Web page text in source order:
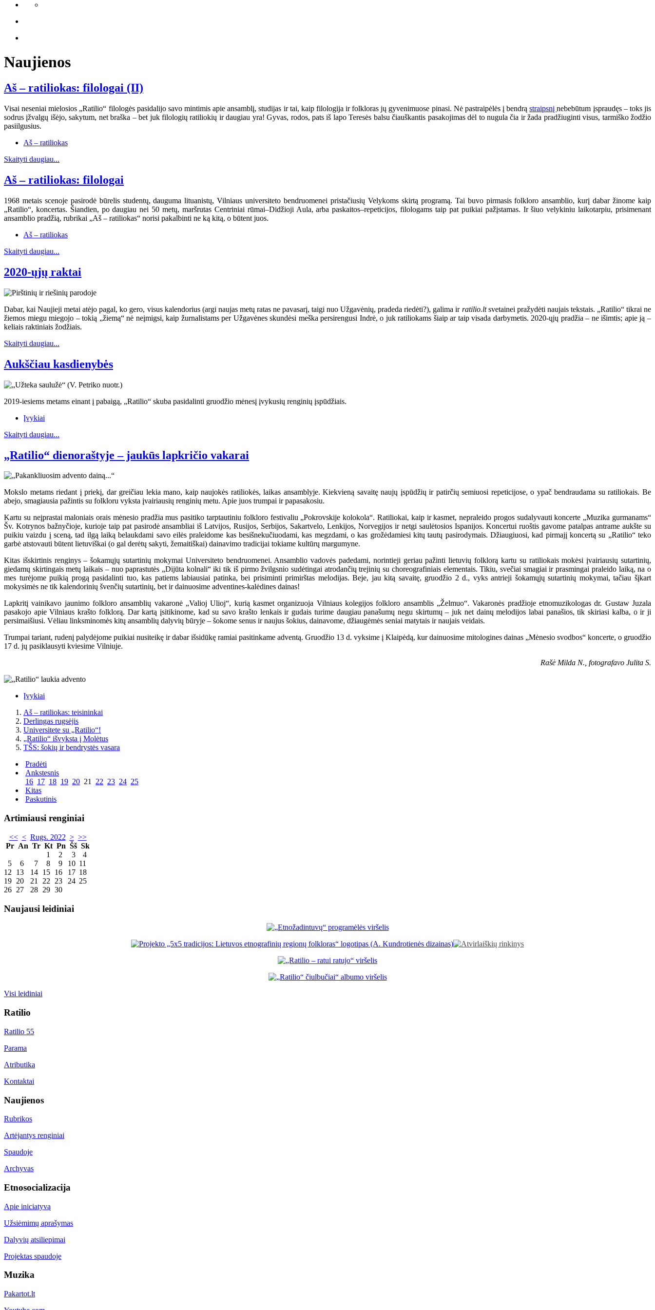
Naujienos
Aš – ratiliokas: filologai (II)
Visai neseniai mielosios „Ratilio“ filologės pasidalijo savo mintimis apie ansamblį, studijas ir tai, kaip filologija ir folkloras jų gyvenimuose pinasi. Nė pastraipėlės į bendrąstraipsnįnebebūtum įspraudęs – toks jis
sodrus įžvalgų išėjo, sakytum, net braška – bet juk filologių ratiliokių ir daugiau yra! Gyvas, rodos, pats iš lapo Teresės balsu čiauškantis pasakojimas dėl to nugula čia ir žada pradžiuginti visus, tarmiško žodžio
pasiilgusius.
Aš – ratiliokas
Skaityti daugiau...
Aš – ratiliokas: filologai
1968 metais scenoje pasirodė būrelis studentų, dauguma lituanistų, Vilniaus universiteto bendruomenei pristačiusių Velykoms skirtą programą. Tai buvo pirmasis folkloro ansamblio, kurį dabar žinome kaip
„Ratilio“, koncertas. Šiandien, po daugiau nei 50 metų, maršrutas Centriniai rūmai–Didžioji Aula, arba paskaitos–repeticijos, filologams taip pat puikiai pažįstamas. Ir šiuo velykiniu laikotarpiu, prisimenant
ansamblio pradžią, rubrikai „Aš – ratiliokas“ norisi pakalbinti ne ką kitą, o būtent juos.
Aš – ratiliokas
Skaityti daugiau...
2020-ųjų raktai
Dabar, kai Naujieji metai atėjo pagal, ko gero, visus kalendorius (argi naujas metų ratas ne pavasarį, taigi nuo Užgavėnių, pradeda riedėti?), galima ir ratilio.ltsvetainei pražydėti naujais tekstais. „Ratilio“ tikrai ne
žiemos miegu miegojo – tokią „žiemą“ nė neįmigsi, kaip žurnalistams per Užgavėnes skundėsi meška persirengusi Indrė, o juk ratiliokams šiaip ar taip visada darbymetis. 2020-ųjų pradžia – ne išimtis; apie ją –
keliais raktiniais žodžiais.
Skaityti daugiau...
Aukščiau kasdienybės
2019-iesiems metams einant į pabaigą, „Ratilio“ skuba pasidalinti gruodžio mėnesį įvykusių renginių įspūdžiais.
Įvykiai
Skaityti daugiau...
„Ratilio“ dienoraštyje – jaukūs lapkričio vakarai
Mokslo metams riedant į priekį, dar greičiau lekia mano, kaip naujokės ratiliokės, laikas ansamblyje. Kiekvieną savaitę naujų įspūdžių ir patirčių semiuosi repeticijose, o ypač bendraudama su ratiliokais. Be
abejo, smagiausia pažintis su folkloru vyksta įvairiausių renginių metu. Apie juos trumpai ir papasakosiu.
Kartu su neįprastai maloniais orais mėnesio pradžia mus pasitiko tarptautiniu folkloro festivaliu „Pokrovskije kolokola“. Ratiliokai, kaip ir kasmet, nepraleido progos sudalyvauti koncerte „Muzika gurmanams“
Šv. Kotrynos bažnyčioje, kurioje taip pat pasirodė ansambliai iš Latvijos, Rusijos, Serbijos, Sakartvelo, Lenkijos, Norvegijos ir netgi saulėtosios Ispanijos. Koncertui ruoštis gavome patalpas antrame aukšte su
puikiu vaizdu į sceną, tad ilgą laiką belaukdami savo eilės praleidome kas besišnekučiuodami, kas megzdami, o kas grožėdamiesi kitų tautų pasirodymais. Džiaugiuosi, kad pirmajį koncertą su „Ratilio“ teko
garbė atstovauti būtent lietuviškai (o gal derėtų sakyti, žemaitiškai) dainavimo tradicijai tokiame kultūrų margumyne.
Kitas išskirtinis renginys – šokamųjų sutartinių mokymai Universiteto bendruomenei. Ansamblio vadovės padedami, norintieji geriau pažinti lietuvių folklorą kartu su ratiliokais mokėsi įvairiausių sutartinių,
giedamų skirtingais metų laikais – nuo paprastutės „Dijūta kolnali“ iki tik iš pirmo žvilgsnio sudėtingai atrodančių trejinių su choreografiniais elementais. Tikiu, svečiai smagiai ir prasmingai praleido laiką, na o
mes turėjome puikią progą pasidalinti tuo, kas patiems labiausiai patinka, bei prisiminti primirštas melodijas. Beje, jau kitą savaitę, gruodžio 2 d., vyks antrieji šokamųjų sutartinių mokymai, tačiau šįkart
mokysimės ne tik kalendorinių švenčių sutartinių, bet ir dainuosime adventines-kalėdines dainas!
Lapkritį vainikavo jaunimo folkloro ansamblių vakaronė „Valioj Ulioj“, kurią kasmet organizuoja Vilniaus kolegijos folkloro ansamblis „Želmuo“. Vakaronės pradžioje etnomuzikologas dr. Gustaw Juzala
pasakojo apie Vilniaus krašto folklorą. Dar kartą įsitikinome, kad su savo krašto lenkais ir gudais turime daugiau panašumų negu skirtumų – juk net dainų melodijos labai panašios, tik skiriasi kalba, o ir ji
persimaišiusi. Vėliau linksminomės kitų ansamblių dalyvių būryje – šokome senus ir naujus šokius, dainavome, džiaugėmės seniai matytais ir naujais veidais.
Trumpai tariant, rudenį palydėjome puikiai nusiteikę ir dabar išsidūkę ramiai pasitinkame adventą. Gruodžio 13 d. vyksime į Klaipėdą, kur dainuosime mitologines dainas „Mėnesio svodbos“ koncerte, o gruodžio
17 d. jų pasiklausyti kviesime Vilniuje.
Rašė Milda N., fotografavo Julita S.
Įvykiai
Aš – ratiliokas: teisininkai
Derlingas rugsėjis
Universitete su „Ratilio“!
„Ratilio“ išvyksta į Molėtus
TŠS: šokių ir bendrystės vasara
Pradėti
Ankstesnis
16 17 18 19 20 21 22 23 24 25
Kitas
Paskutinis
Artimiausi renginiai
<< < Rugs. 2022 > >>
Pr An Tr Kt Pn Šš Sk
1
2 3
4
5
6 7 8 9 10 11
12
13 14 15 16 17 18
19 20 21 22 23 24 25
26 27 28 29 30
Naujausi leidiniai
Visi leidiniai
Ratilio
Ratilio 55
Parama
Atributika
Kontaktai
Naujienos
Rubrikos
Artėjantys renginiai
Spaudoje
Archyvas
Etnosocializacija
Apie iniciatyvą
Užsiėmimų aprašymas
Dalyvių atsiliepimai
Projektas spaudoje
Muzika
Pakartot.lt